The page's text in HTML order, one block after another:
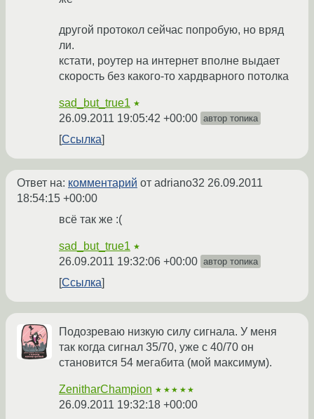
другой протокол сейчас попробую, но вряд
ли.
кстати, роутер на интернет вполне выдает
скорость без какого-то хардварного потолка
sad_but_true1 ★
26.09.2011 19:05:42 +00:00 автор топика
Ссылка
Ответ на: комментарий от adriano32 26.09.2011
18:54:15 +00:00
всё так же :(
sad_but_true1 ★
26.09.2011 19:32:06 +00:00 автор топика
Ссылка
Подозреваю низкую силу сигнала. У меня
так когда сигнал 35/70, уже с 40/70 он
становится 54 мегабита (мой максимум).
ZenitharChampion ★★★★★
26.09.2011 19:32:18 +00:00